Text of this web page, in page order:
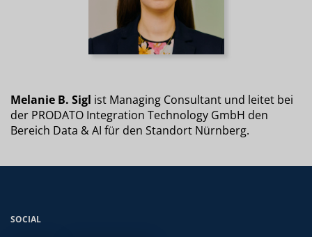
Melanie B. Sigl ist Managing Consultant und leitet bei
der PRODATO Integration Technology GmbH den
Bereich Data & AI für den Standort Nürnberg.
SOCIAL